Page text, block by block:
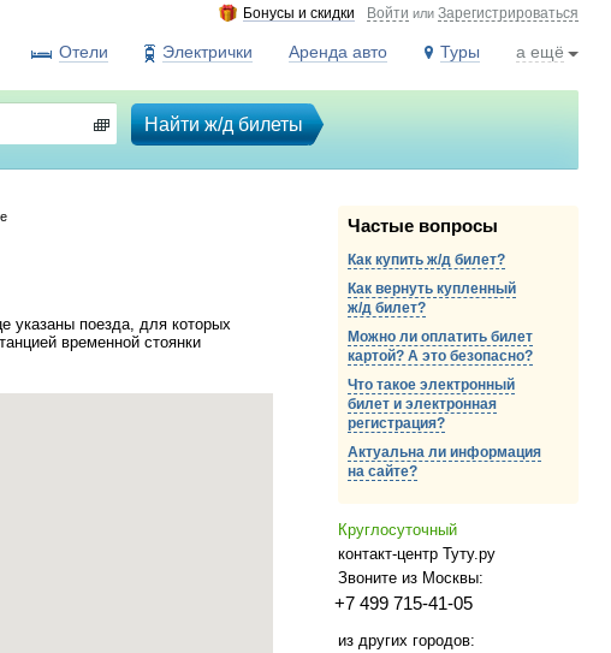
Бонусы и скидки Войти илиЗарегистрироваться
а ещё
Туры
Аренда авто
Электрички
Отели
Найти ж/д билеты
указаны поезда, для которых
временной стоянки
Частые вопросы
Как купить ж/д билет?
Как вернуть купленный
ж/д билет?
Можно ли оплатить билет
картой? А это безопасно?
Что такое электронный
билет и электронная
регистрация?
Актуальна ли информация
на сайте?
Круглосуточный
контакт-центр Туту.ру
Звоните из Москвы:
+7 499 715-41-05
из других городов: